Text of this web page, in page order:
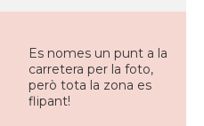
Es nomes un punt a la
carretera per la foto,
però tota la zona es
flipant!